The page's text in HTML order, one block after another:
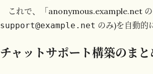
これで、「anonymous.example.net
support@example.net のみ)を自動的
チャットサポート構築のまと